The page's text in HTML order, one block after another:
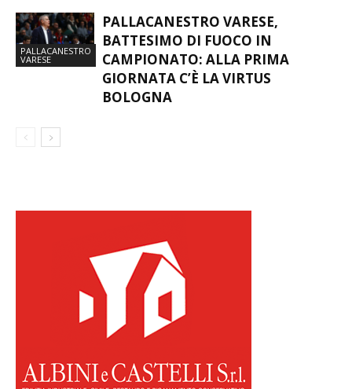
PALLACANESTRO
VARESE
PALLACANESTRO VARESE,
BATTESIMO DI FUOCO IN
CAMPIONATO: ALLA PRIMA
GIORNATA C’È LA VIRTUS
BOLOGNA